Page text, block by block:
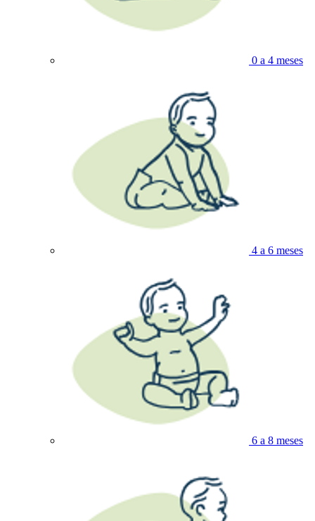
0 a 4 meses
4 a 6 meses
6 a 8 meses